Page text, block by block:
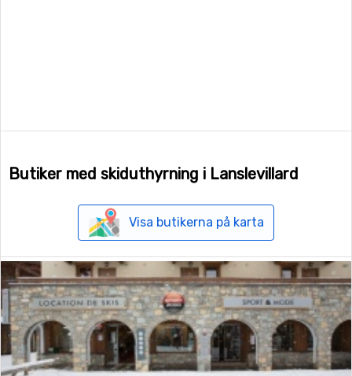
Butiker med skiduthyrning i Lanslevillard
Visa butikerna på karta